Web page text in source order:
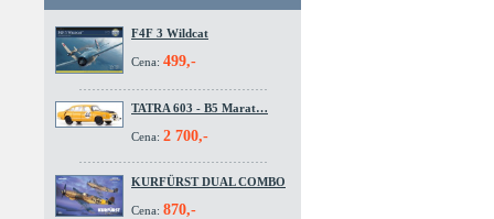
F4F 3 Wildcat
Cena: 499,-
TATRA 603 - B5 Marat…
Cena: 2 700,-
KURFÜRST DUAL COMBO
Cena: 870,-